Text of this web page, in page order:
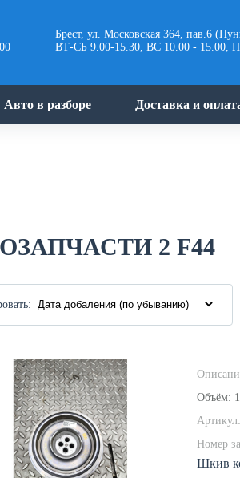
Брест, ул. Московская 364, пав.6
ВТ-СБ 9.00-15.30, ВС 10.00 - 15.00,
Авто в разборе Доставка и
2 F44
Шкив
Объём:
Артикул:
Номер